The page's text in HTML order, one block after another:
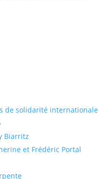
de solidarité internationale
Biarritz
et Frédéric Portal